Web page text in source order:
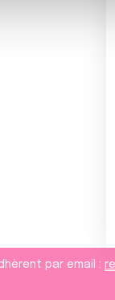
ont collectées
par email :